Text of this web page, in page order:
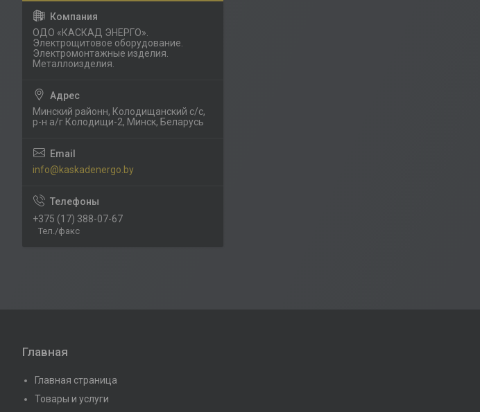
ОДО «КАСКАД ЭНЕРГО».
Электрощитовое оборудование.
Электромонтажные изделия.
Металлоизделия.
Минский районн, Колодищанский с/с,
р-н а/г Колодищи-2, Минск, Беларусь
info@kaskadenergo.by
+375 (17) 388-07-67
Тел./факс
Главная
Главная страница
Товары и услуги